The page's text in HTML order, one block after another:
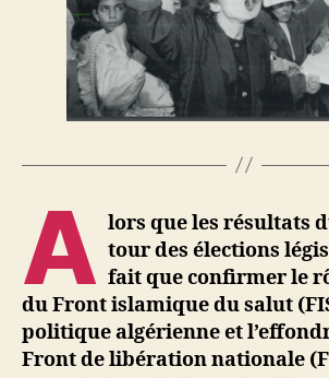
A lors que les résultats
tour des élections
fait que confirmer le
du Front islamique du salut
politique algérienne et
Front de libération nationale